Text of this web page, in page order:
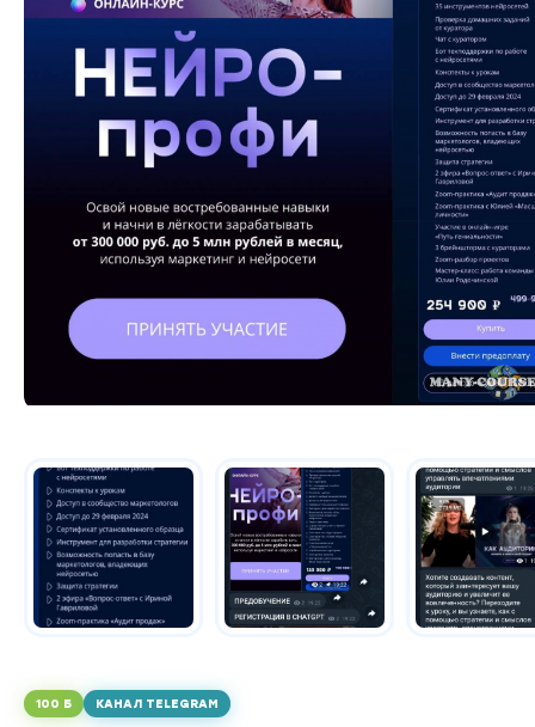
100 Б КАНАЛ TELEGRAM